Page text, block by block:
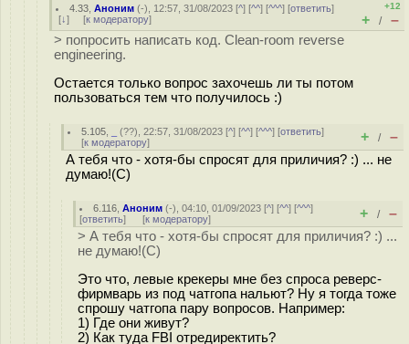
4.33 ,Аноним (-), 12:57, 31/08/2023 [^] [^^] [^^^] [ответить]
[↓] [к модератору]
+12
+ / –
> попросить написать код. Clean-room reverse
engineering.
Остается только вопрос захочешь ли ты потом
пользоваться тем что получилось :)
5.105 (??), 22:57, 31/08/2023 [^] [^^] [^^^] [ответить]
[к модератору] + / –
А тебя что - хотя-бы спросят для приличия? :) ... не
думаю!(С)
6.116 ,Аноним (-), 04:10, 01/09/2023 [^] [^^] [^^^]
[ответить] [к модератору] + / –
> А тебя что - хотя-бы спросят для приличия? :) ...
не думаю!(С)
Это что, левые крекеры мне без спроса реверс-
фирмварь из под чатгопа нальют? Ну я тогда тоже
спрошу чатгопа пару вопросов. Например:
1) Где они живут?
2) Как туда FBI отредиректить?